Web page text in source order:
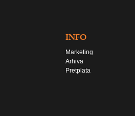
INFO
Marketing
Arhiva
Pretplata